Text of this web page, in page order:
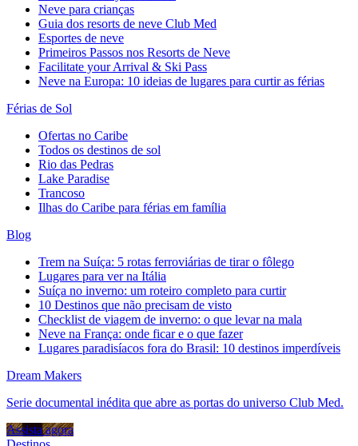
Neve para crianças
Guia dos resorts de neve Club Med
Esportes de neve
Primeiros Passos nos Resorts de Neve
Facilitate your Arrival & Ski Pass
Neve na Europa: 10 ideias de lugares para curtir as férias
Férias de Sol
Ofertas no Caribe
Todos os destinos de sol
Rio das Pedras
Lake Paradise
Trancoso
Ilhas do Caribe para férias em família
Blog
Trem na Suíça: 5 rotas ferroviárias de tirar o fôlego
Lugares para ver na Itália
Suíça no inverno: um roteiro completo para curtir
10 Destinos que não precisam de visto
Checklist de viagem de inverno: o que levar na mala
Neve na França: onde ficar e o que fazer
Lugares paradisíacos fora do Brasil: 10 destinos imperdíveis
Dream Makers
Serie documental inédita que abre as portas do universo Club Med.
Assista agora